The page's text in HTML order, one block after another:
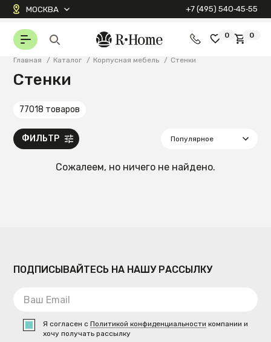
МОСКВА +7 (495) 540‑45‑55
0 0
Главная / Каталог / Корпусная мебель / Стенки
Стенки
77018 товаров
ФИЛЬТР
Сожалеем, но ничего не найдено.
ПОДПИСЫВАЙТЕСЬ НА НАШУ РАССЫЛКУ
Я согласен сПолитикой конфиденциальности компании и
хочу получать рассылку